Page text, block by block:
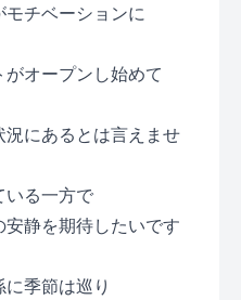
チベーションに
オープンし始めて
にあるとは言えませ
いる一方で
静を期待したいです
季節は巡り